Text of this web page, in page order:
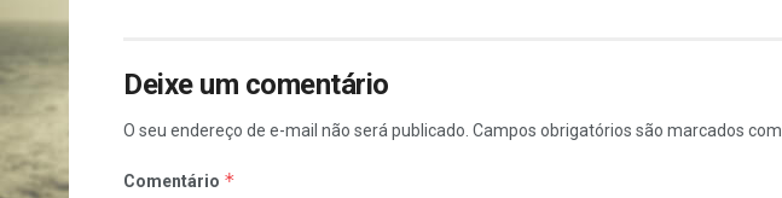
Deixe um comentário
O seu endereço de e-mail não será publicado. Campos obrigatórios são marcados com
Comentário *